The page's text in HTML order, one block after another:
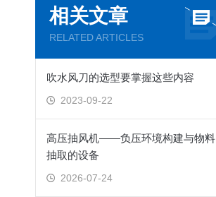
相关文章
RELATED ARTICLES
吹水风刀的选型要掌握这些内容
2023-09-22
高压抽风机——负压环境构建与物料
抽取的设备
2026-07-24